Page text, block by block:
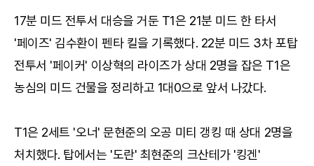
17분 미드 전투서 대승을 거둔 T1은 21분 미드 한 타서
'페이즈' 김수환이 펜타 킬을 기록했다. 22분 미드 3차 포탑
전투서 '페이커' 이상혁의 라이즈가 상대 2명을 잡은 T1은
농심의 미드 건물을 정리하고 1대0으로 앞서 나갔다.
T1은 2세트 '오너' 문현준의 오공 미티 갱킹 때 상대 2명을
처치했다. 탑에서는 '도란' 최현준의 크산테가 '킹겐'